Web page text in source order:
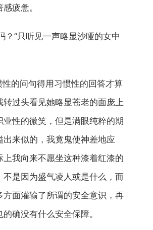
疲惫。
？”只听见一声略显沙哑的女中
性的问句得用习惯性的回答才算
转过头看见她略显苍老的面庞上
业性的微笑，但是满眼纯粹的期
出来似的，我竟鬼使神差地应
上我向来不愿坐这种漆着红漆的
不是因为盛气凌人或是什么，而
方面灌输了所谓的安全意识，再
确没有什么安全保障。